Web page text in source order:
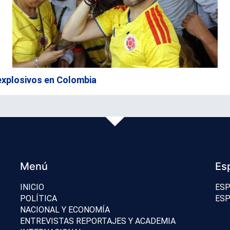
en Colombia
Menú
INICIO
POLÍTICA
NACIONAL Y ECONOMÍA
ENTREVISTAS REPORTAJES Y ACADEMIA